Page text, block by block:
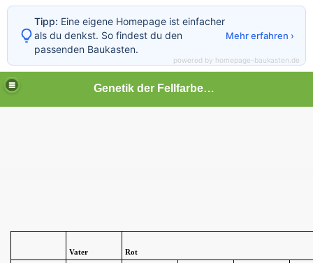
Genetik der Fellfarben beim Hund
Vater Rot
Tipp: Eine eigene Homepage ist einfacher
als du denkst. So findest du den
passenden Baukasten.
Mehr erfahren ›
powered by homepage-baukasten.de